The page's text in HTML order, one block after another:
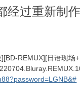
经过重新制
REMUX][日语现